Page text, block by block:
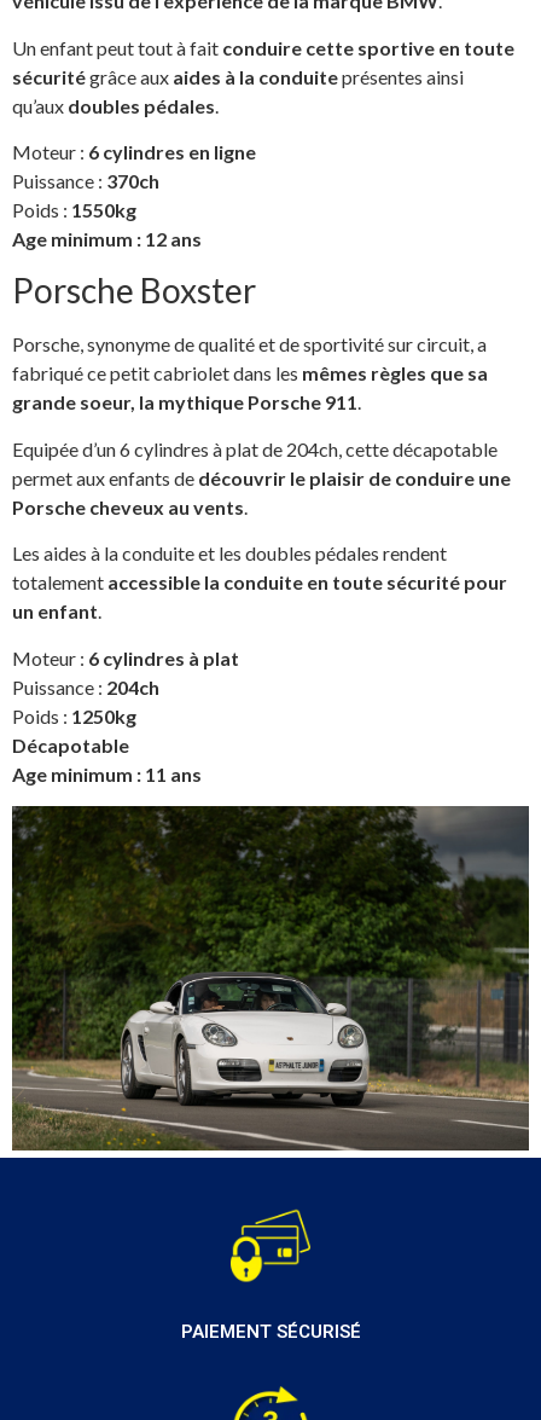
Un enfant peut tout à fait conduire cette sportive en toute
sécuritégrâce aux aides à la conduiteprésentes ainsi
qu’aux doubles pédales
Moteur : 6 cylindres en ligne
Puissance : 370ch
Poids : 1550kg
Age minimum : 12 ans
Porsche Boxster
Porsche, synonyme de qualité et de sportivité sur circuit, a
fabriqué ce petit cabriolet dans les mêmes règles que sa
grande soeur, la mythique Porsche 911.
Equipée d’un 6 cylindres à plat de 204ch, cette décapotable
permet aux enfants de découvrir le plaisir de conduire une
Porsche cheveux au vents
Les aides à la conduite et les doubles pédales rendent
totalement accessible la conduite en toute sécurité pour
un enfant.
Moteur : 6 cylindres à plat
Puissance : 204ch
Poids : 1250kg
Décapotable
Age minimum : 11 ans
PAIEMENT SÉCURISÉ